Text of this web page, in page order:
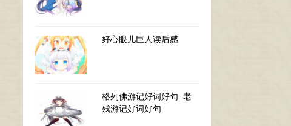
好心眼儿巨人读后感
格列佛游记好词好句_老
残游记好词好句